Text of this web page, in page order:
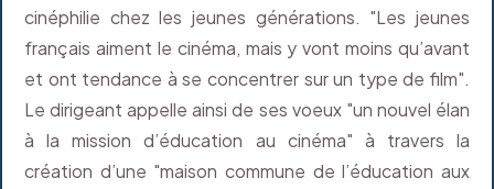
cinéphilie chez les jeunes générations. "Les jeunes
français aiment le cinéma, mais y vont moins qu’avant
et ont tendance à se concentrer sur un type de film".
Le dirigeant appelle ainsi de ses voeux "un nouvel élan
à la mission d’éducation au cinéma" à travers la
création d’une "maison commune de l’éducation aux